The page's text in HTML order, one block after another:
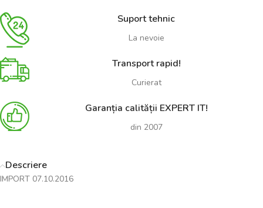
Suport tehnic
La nevoie
Transport rapid!
Curierat
Garanția calității EXPERT IT!
din 2007
Descriere
IMPORT 07.10.2016